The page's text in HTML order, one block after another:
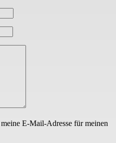
E-Mail-Adresse für meinen